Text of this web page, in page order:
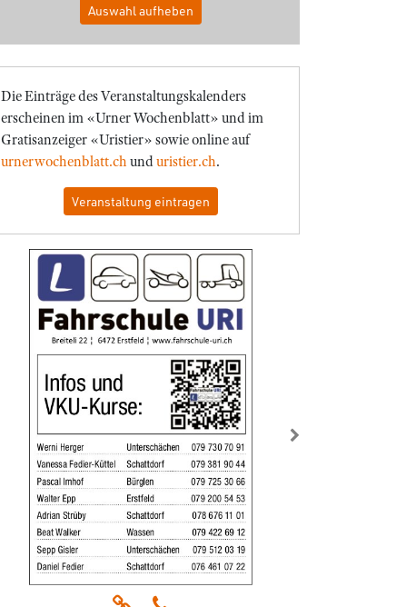
Auswahl aufheben
Die Einträge des Veranstaltungskalenders
erscheinen im «Urner Wochenblatt» und im
Gratisanzeiger «Uristier» sowie online auf
urnerwochenblatt.ch unduristier.ch.
Veranstaltung eintragen